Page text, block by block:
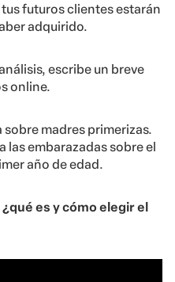
futuros clientes estarán
adquirido.
escribe un breve
online.
sobre madres primerizas.
las embarazadas sobre el
año de edad.
es y cómo elegir el